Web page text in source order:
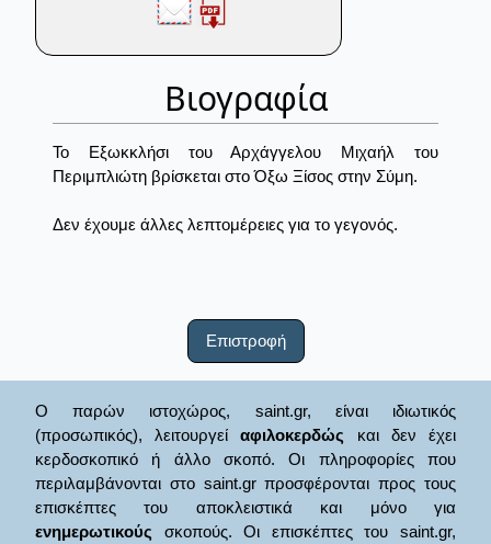
Βιογραφία
Το Εξωκκλήσι του Αρχάγγελου Μιχαήλ του
Περιμπλιώτη βρίσκεται στο Όξω Ξίσος στην Σύμη.
Δεν έχουμε άλλες λεπτομέρειες για το γεγονός.
Επιστροφή
Ο παρών ιστοχώρος, saint.gr, είναι ιδιωτικός
(προσωπικός), λειτουργείαφιλοκερδώς και δεν έχει
κερδοσκοπικό ή άλλο σκοπό. Οι πληροφορίες που
περιλαμβάνονται στο saint.gr προσφέρονται προς τους
επισκέπτες του αποκλειστικά και μόνο για
ενημερωτικούς σκοπούς. Οι επισκέπτες του saint.gr,